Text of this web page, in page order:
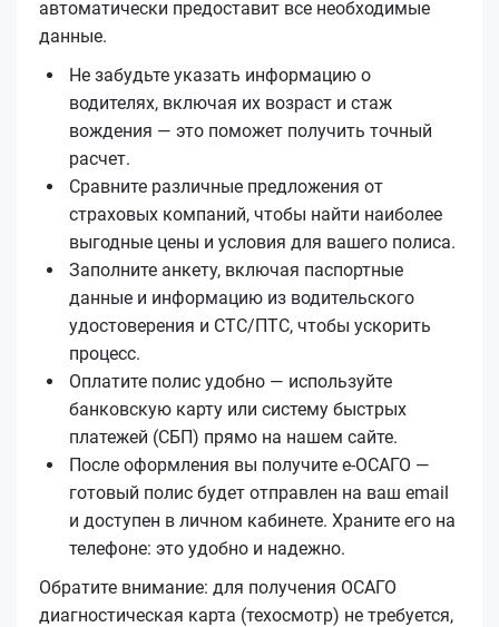
автоматически предоставит все необходимые
данные.
Не забудьте указать информацию о
водителях, включая их возраст и стаж
вождения — это поможет получить точный
расчет.
Сравните различные предложения от
страховых компаний, чтобы найти наиболее
выгодные цены и условия для вашего полиса.
Заполните анкету, включая паспортные
данные и информацию из водительского
удостоверения и СТС/ПТС, чтобы ускорить
процесс.
Оплатите полис удобно — используйте
банковскую карту или систему быстрых
платежей (СБП) прямо на нашем сайте.
После оформления вы получите е‑ОСАГО —
готовый полис будет отправлен на ваш email
и доступен в личном кабинете. Храните его на
телефоне: это удобно и надежно.
Обратите внимание: для получения ОСАГО
диагностическая карта (техосмотр) не требуется,